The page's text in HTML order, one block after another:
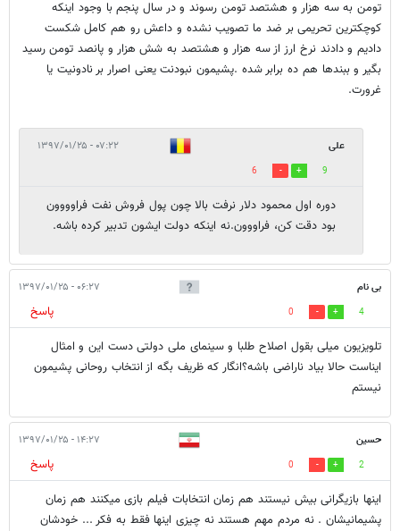
تومن به سه هزار و هشتصد تومن رسوند و در سال پنجم با وجود اینکه
کوچکترین تحریمی بر ضد ما تصویب نشده و داعش رو هم کامل شکست
دادیم و دادند نرخ ارز از سه هزار و هشتصد به شش هزار و پانصد تومن رسید
بگیر و ببندها هم ده برابر شده .پشیمون نبودنت یعنی اصرار بر نادونیت یا
غرورت.
علی ۰۷:۲۲ - ۱۳۹۷/۰۱/۲۵
9
6
دوره اول محمود دلار نرفت بالا چون پول فروش نفت فراوووون
بود دقت کن، فراووون.نه اینکه دولت ایشون تدبیر کرده باشه.
بی نام ۰۶:۲۷ - ۱۳۹۷/۰۱/۲۵
4
0
پاسخ
تلویزیون میلی بقول اصلاح طلبا و سینمای ملی دولتی دست این و امثال
ایناست حالا بیاد ناراضی باشه؟انگار که ظریف بگه از انتخاب روحانی پشیمون
نیستم
حسین ۱۴:۲۷ - ۱۳۹۷/۰۱/۲۵
2
0
پاسخ
اینها بازیگرانی بیش نیستند هم زمان انتخابات فیلم بازی میکنند هم زمان
پشیمانیشان . نه مردم مهم هستند نه چیزی اینها فقط به فکر ... خودشان